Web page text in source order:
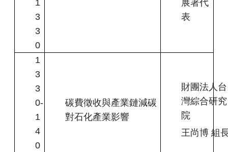
1
3
3
0
展署代
表
1
3
3
0-
1
4
0
碳費徵收與產業鏈減碳
對石化產業影響
財團法人台
灣綜合研究
院
王尚博 組